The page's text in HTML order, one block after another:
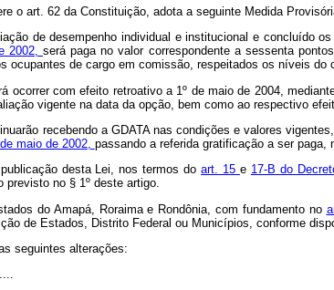
o art. 62 da Constituição, adota a seguinte Medida
de desempenho individual e institucional e concluído
2002, será paga no valor correspondente a sessenta
ocupantes de cargo em comissão, respeitados os níveis
ocorrer com efeito retroativo a 1º de maio de 2004,
vigente na data da opção, bem como ao respectivo
recebendo a GDATA nas condições e valores
maio de 2002, passando a referida gratificação a ser
desta Lei, nos termos doart. 15 e 17-B do
previsto no § 1º deste artigo.
do Amapá, Roraima e Rondônia, com fundamento no
de Estados, Distrito Federal ou Municípios, conforme
seguintes alterações: